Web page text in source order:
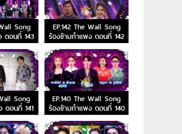
Song
ตอนที่ 143
EP.142 The Wall Song
ร้องข้ามกำแพง ตอนที่ 142
Song
ตอนที่ 141
EP.140 The Wall Song
ร้องข้ามกำแพง ตอนที่ 140